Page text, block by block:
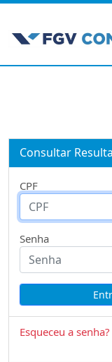
Consultar
CPF
Senha
Esqueceu a senha?